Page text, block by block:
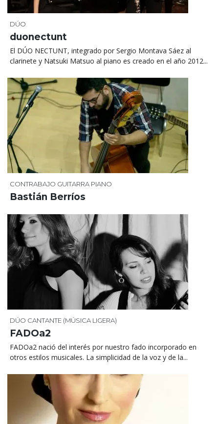
DÚO
duonectunt
El DÚO NECTUNT, integrado por Sergio Montava Sáez al
clarinete y Natsuki Matsuo al piano es creado en el año 2012...
CONTRABAJO GUITARRA PIANO
Bastián Berríos
DÚO CANTANTE (MÚSICA LIGERA)
FADOa2
FADOa2 nació del interés por nuestro fado incorporado en
otros estilos musicales. La simplicidad de la voz y de la...